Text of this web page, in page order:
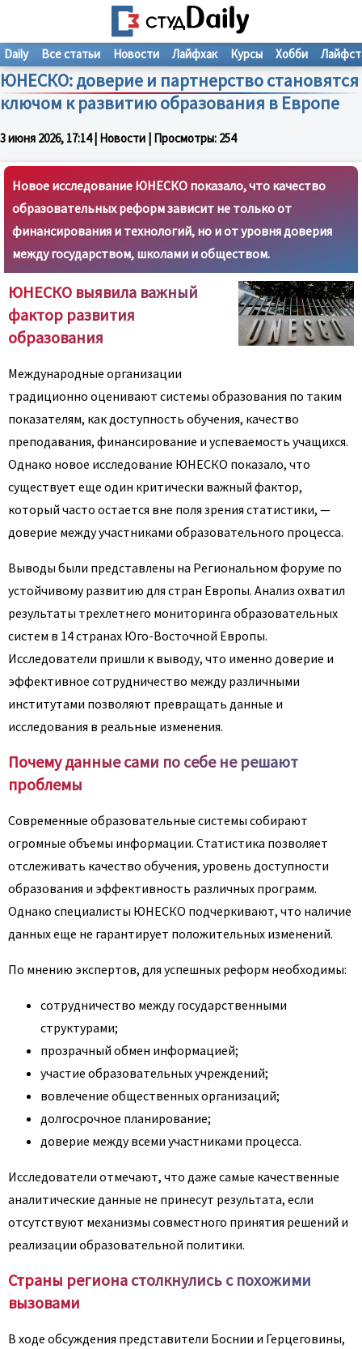
ЮНЕСКО: доверие и партнерство становятся
ключом к развитию образования в Европе
3 июня 2026, 17:14| Новости | Просмотры: 254
Daily Все статьи Новости Лайфхак Курсы Хобби
Новое исследование ЮНЕСКО показало, что качество
образовательных реформ зависит не только от
финансирования и технологий, но и от уровня доверия
между государством, школами и обществом.
ЮНЕСКО выявила важный
фактор развития
образования
Международные организации
традиционно оценивают системы образования по таким
показателям, как доступность обучения, качество
преподавания, финансирование и успеваемость учащихся.
Однако новое исследование ЮНЕСКО показало, что
существует еще один критически важный фактор,
который часто остается вне поля зрения статистики, —
доверие между участниками образовательного процесса.
Выводы были представлены на Региональном форуме по
устойчивому развитию для стран Европы. Анализ охватил
результаты трехлетнего мониторинга образовательных
систем в 14 странах Юго-Восточной Европы.
Исследователи пришли к выводу, что именно доверие и
эффективное сотрудничество между различными
институтами позволяют превращать данные и
исследования в реальные изменения.
Почему данные сами по себе не решают
проблемы
Современные образовательные системы собирают
огромные объемы информации. Статистика позволяет
отслеживать качество обучения, уровень доступности
образования и эффективность различных программ.
Однако специалисты ЮНЕСКО подчеркивают, что наличие
данных еще не гарантирует положительных изменений.
По мнению экспертов, для успешных реформ необходимы:
сотрудничество между государственными
структурами;
прозрачный обмен информацией;
участие образовательных учреждений;
вовлечение общественных организаций;
долгосрочное планирование;
доверие между всеми участниками процесса.
Исследователи отмечают, что даже самые качественные
аналитические данные не принесут результата, если
отсутствуют механизмы совместного принятия решений и
реализации образовательной политики.
Страны региона столкнулись с похожими
вызовами
В ходе обсуждения представители Боснии и Герцеговины,